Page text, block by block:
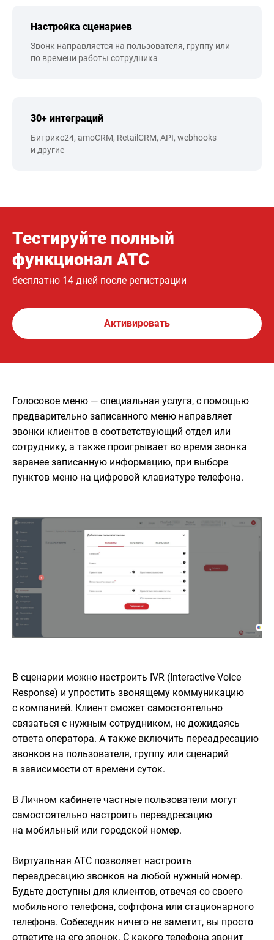
Настройка сценариев
Звонк направляется на пользователя, группу или
по времени работы сотрудника
30+ интеграций
Битрикс24, amoCRM, RetailCRM, API, webhooks
и другие
Тестируйте полный
функционал АТС
бесплатно 14 дней после регистрации
Активировать
Голосовое меню — специальная услуга, с помощью
предварительно записанного меню направляет
звонки клиентов в соответствующий отдел или
сотруднику, а также проигрывает во время звонка
заранее записанную информацию, при выборе
пунктов меню на цифровой клавиатуре телефона.
В сценарии можно настроить IVR (Interactive Voice
Response) и упростить звонящему коммуникацию
с компанией. Клиент сможет самостоятельно
связаться с нужным сотрудником, не дожидаясь
ответа оператора. А также включить переадресацию
звонков на пользователя, группу или сценарий
в зависимости от времени суток.
В Личном кабинете частные пользователи могут
самостоятельно настроить переадресацию
на мобильный или городской номер.
Виртуальная АТС позволяет настроить
переадресацию звонков на любой нужный номер.
Будьте доступны для клиентов, отвечая со своего
мобильного телефона, софтфона или стационарного
телефона. Собеседник ничего не заметит, вы просто
ответите на его звонок. С какого телефона звонит